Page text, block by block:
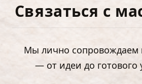
Связаться с
Мы лично сопровождаем
— от идеи до готового